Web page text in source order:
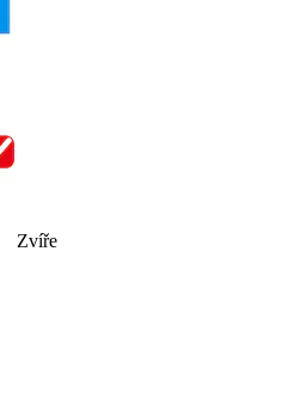
Zvíře